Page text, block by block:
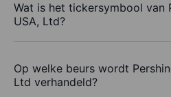
Wat is het tickersymbool van
USA, Ltd?
Op welke beurs wordt
Ltd verhandeld?